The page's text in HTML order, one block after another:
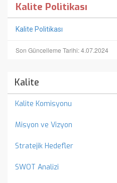
Kalite Politikası
Kalite Politikası
Son Güncelleme Tarihi: 4.07.2024
Kalite
Kalite Komisyonu
Misyon ve Vizyon
Stratejik Hedefler
SWOT Analizi